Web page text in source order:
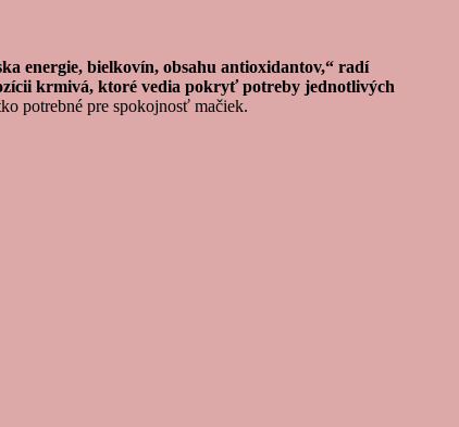
energie, bielkovín, obsahu antioxidantov,“ radí
krmivá, ktoré vedia pokryť potreby jednotlivých
potrebné pre spokojnosť mačiek.